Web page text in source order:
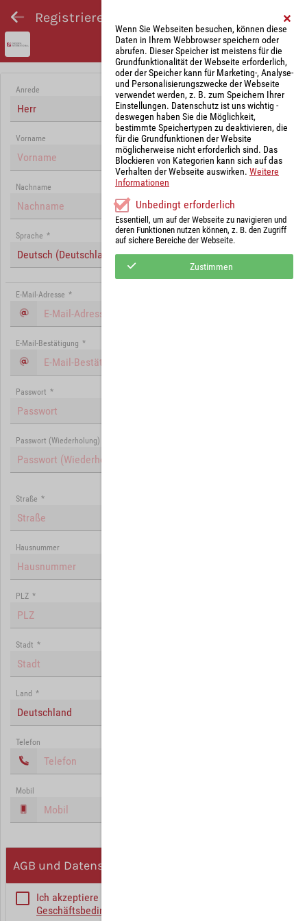
Registrieren und Angebot abgeben
Anrede
Herr
Vorname
Nachname
Sprache *
Deutsch (Deutschland)
E-Mail-Adresse *
E-Mail-Bestätigung *
Passwort *
Passwort (Wiederholung)
Straße *
Hausnummer
PLZ *
Stadt *
Land *
Deutschland
Telefon
Mobil
AGB und Datenschutz
Ich akzeptiere die
Geschäftsbedingungen
Wenn Sie Webseiten besuchen, können diese
Daten in Ihrem Webbrowser speichern oder
abrufen. Dieser Speicher ist meistens für die
Grundfunktionalität der Webseite erforderlich,
oder der Speicher kann für Marketing-, Analyse-
und Personalisierungszwecke der Webseite
verwendet werden, z. B. zum Speichern Ihrer
Einstellungen. Datenschutz ist uns wichtig -
deswegen haben Sie die Möglichkeit,
bestimmte Speichertypen zu deaktivieren, die
für die Grundfunktionen der Website
möglicherweise nicht erforderlich sind. Das
Blockieren von Kategorien kann sich auf das
Verhalten der Webseite auswirken. Weitere
Informationen
Unbedingt erforderlich
Essentiell, um auf der Webseite zu navigieren und
deren Funktionen nutzen können, z. B. den Zugriff
auf sichere Bereiche der Webseite.
Zustimmen